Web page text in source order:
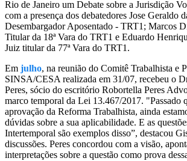
Rio de Janeiro um Debate sobre a Jurisdição
com a presença dos debatedores Jose Geraldo
Desembargador Aposentado - TRT1; Marcos
Titular da 18ª Vara do TRT1 e Eduardo
Juiz titular da 77ª Vara do TRT1.
Em julho, na reunião do Comitê Trabalhista e
SINSA/CESA realizada em 31/07, recebeu o
Peres, sócio do escritório Robortella Peres
marco temporal da Lei 13.467/2017. "Passado
aprovação da Reforma Trabalhista, ainda
dúvidas sobre a sua aplicabilidade. E as
Intertemporal são exemplos disso”, destacou
discussões. Peres concordou com a visão,
interpretações sobre a questão como prova